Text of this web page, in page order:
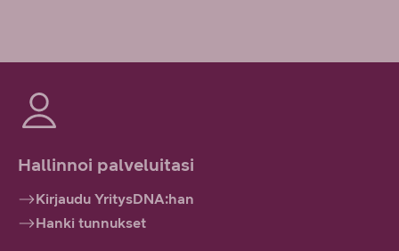
Hallinnoi palveluitasi
Kirjaudu YritysDNA:han
Hanki tunnukset